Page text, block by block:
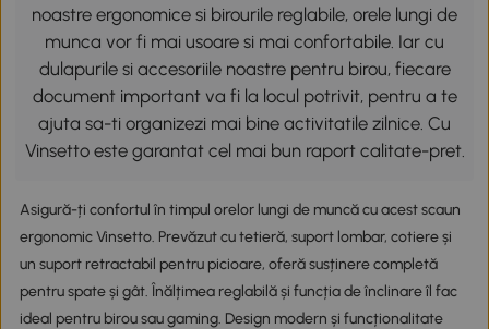
noastre ergonomice si birourile reglabile, orele lungi de
munca vor fi mai usoare si mai confortabile. Iar cu
dulapurile si accesoriile noastre pentru birou, fiecare
document important va fi la locul potrivit, pentru a te
ajuta sa-ti organizezi mai bine activitatile zilnice. Cu
Vinsetto este garantat cel mai bun raport calitate-pret.
Asigură-ți confortul în timpul orelor lungi de muncă cu acest scaun
ergonomic Vinsetto. Prevăzut cu tetieră, suport lombar, cotiere și
un suport retractabil pentru picioare, oferă susținere completă
pentru spate și gât. Înălțimea reglabilă și funcția de înclinare îl fac
ideal pentru birou sau gaming. Design modern și funcționalitate